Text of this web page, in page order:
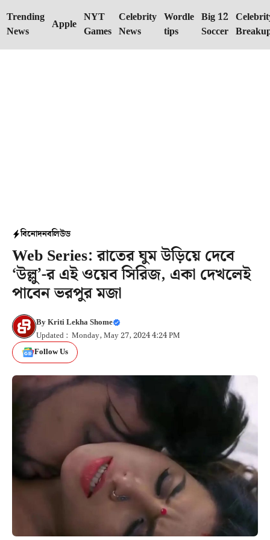
Skip
to
content
Trending
News
Apple NYT
Games
Celebrity
News
Wordle
tips
Big 12
Soccer
বিনোদনবলিউড
Web Series: রাতের ঘুম উড়িয়ে দেবে
‘উল্লু’-র এই ওয়েব সিরিজ, একা দেখলেই
পাবেন ভরপুর মজা
ByKriti Lekha Shome
Updated : Monday, May 27, 2024 4:24 PM
Follow Us